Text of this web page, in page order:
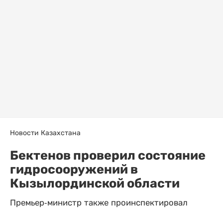
Новости Казахстана
Бектенов проверил состояние
гидросооружений в
Кызылординской области
Премьер-министр также проинспектировал